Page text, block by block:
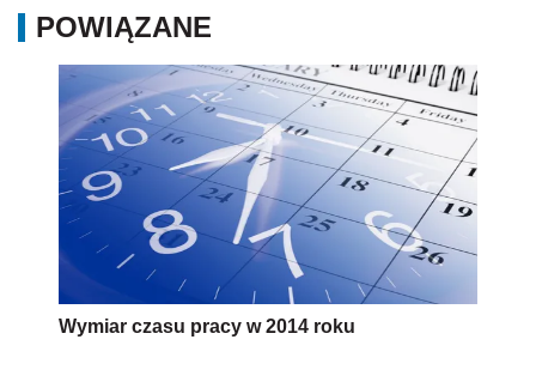
POWIĄZANE
Wymiar czasu pracy w 2014 roku